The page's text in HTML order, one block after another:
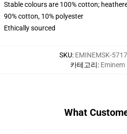
Stable colours are 100% cotton;
90% cotton, 10% polyester
Ethically sourced
SKU: EMINEMSK-
카테고리: Eminem
What